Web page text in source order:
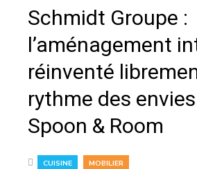
Schmidt Groupe :
l’aménagement
réinventé
rythme des
Spoon & Room
CUISINE MOBILIER